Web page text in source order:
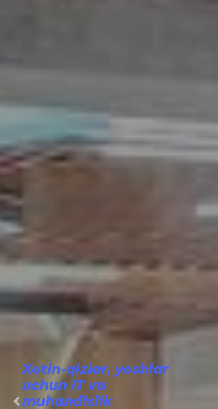
Xotin-qizlar, yoshlar
uchun IT va
muhandislik
Previous